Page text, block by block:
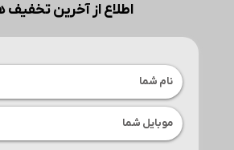
اطلاع از آخرین تخفیف